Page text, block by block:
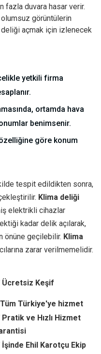
fazla duvara hasar verir.
görüntülerin
açmak için izlenecek
yetkili firma
ortamda hava
benimsenir.
göre konum
tespit edildikten sonra,
Klima deliği
elektrikli cihazlar
kadar delik açılarak,
önüne geçilebilir. Klima
zarar verilmemelidir.
Ücretsiz Keşif
Türkiye'ye hizmet
Pratik ve Hızlı Hizmet
İşinde Ehil Karotçu Ekip